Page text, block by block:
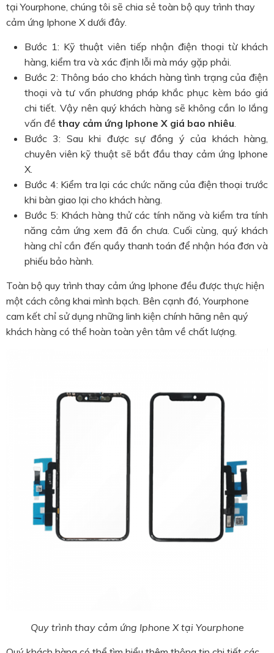
tại Yourphone, chúng tôi sẽ chia sẻ toàn bộ quy trình thay
cảm ứng Iphone X dưới đây.
Bước 1: Kỹ thuật viên tiếp nhận điện thoại từ khách
hàng, kiểm tra và xác định lỗi mà máy gặp phải.
Bước 2: Thông báo cho khách hàng tình trạng của điện
thoại và tư vấn phương pháp khắc phục kèm báo giá
chi tiết. Vậy nên quý khách hàng sẽ không cần lo lắng
vấn đề thay cảm ứng Iphone X giá bao nhiêu.
Bước 3: Sau khi được sự đồng ý của khách hàng,
chuyên viên kỹ thuật sẽ bắt đầu thay cảm ứng Iphone
X.
Bước 4: Kiểm tra lại các chức năng của điện thoại trước
khi bàn giao lại cho khách hàng.
Bước 5: Khách hàng thử các tính năng và kiểm tra tính
năng cảm ứng xem đã ổn chưa. Cuối cùng, quý khách
hàng chỉ cần đến quầy thanh toán để nhận hóa đơn và
phiếu bảo hành.
Toàn bộ quy trình thay cảm ứng Iphone đều được thực hiện
một cách công khai mình bạch. Bên cạnh đó, Yourphone
cam kết chỉ sử dụng những linh kiện chính hãng nên quý
khách hàng có thể hoàn toàn yên tâm về chất lượng.
Quy trình thay cảm ứng Iphone X tại Yourphone